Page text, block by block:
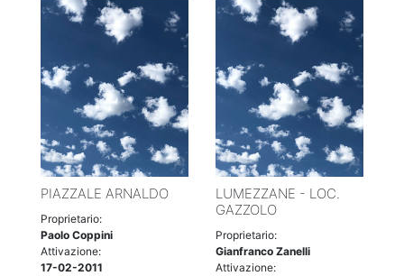
PIAZZALE ARNALDO
Proprietario:
Paolo Coppini
Attivazione:
17-02-2011
LUMEZZANE - LOC.
GAZZOLO
Proprietario:
Gianfranco Zanelli
Attivazione: